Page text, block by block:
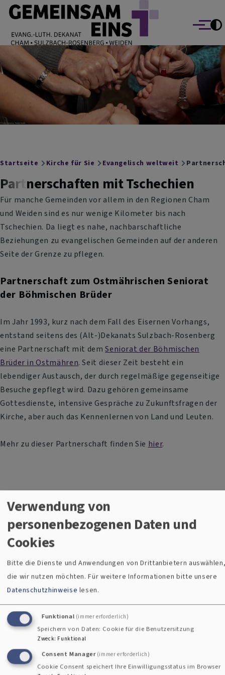
Direkt zum Inhalt
EVANG.-LUTH. DEKANAT GEMEINSAM EINS
Cham Sulzbach-Rosenberg Weiden
Menü
Breadcrumb
Startseite Kirche für Sie Evangelisch weltweit
Partnerschaften mit Tschechien
Für manche Gemeinden vor allem in den Regionen Cham
und Weiden sind es nur wenige Kilometer bis nach
Tschechien. Da liegt es nahe, nachbarschaftliche
Beziehungen zu evangelischen Gemeinden auf der anderen
Seite der Grenze zu pflegen.
Partnerschaft zum Ostmährischen Seniorat
der Böhmischen Brüder
Im Jahr 1993, kurz nach dem Fall des Eisernen Vorhangs,
entstand seitens des (Alt-)Dekanats Sulzbach-Rosenberg
eine Partnerschaft mit demSeniorat der Böhmischen
Brüder in Ostmähren. Seit dieser Zeit besteht ein
lebendiger Austausch, der durch regelmäßige gegenseitige
Besuche gepflegt wird. Dazu gehören gemeinsame
Gottesdienste, intensive Gespräche zu Zukunftsfragen der
Kirche, aber auch das Kennenlernen von Land und Leuten.
Mehr zu dieser Partnerschaft finden Sie hier.
Weitere Kontakte nach Tschechien
Seit vielen Jahren gibt es Beziehungen zur
Tschechoslowakischen Hussitischen Kirche.
Verwendung von
personenbezogenen Daten und
Cookies
Bitte die Dienste und Anwendungen von Drittanbietern
die wir nutzen möchten.Für weitere Informationen bitte unsere
Datenschutzhinweise lesen.
Funktional (immer erforderlich)
Speichern von Daten: Cookie für die Benutzersitzung
Zweck: Funktional
Consent Manager (immer erforderlich)
Cookie Consent speichert Ihre Einwilligungsstatus im Browser